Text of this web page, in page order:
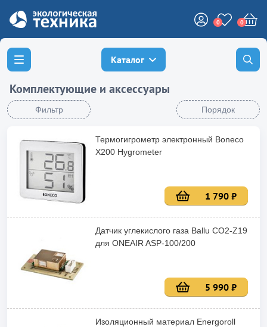
0 0
Каталог
Комплектующие и аксессуары
Фильтр Порядок
Термогигрометр электронный Boneco
X200 Hygrometer
1 790 ₽
Датчик углекислого газа Ballu CO2-Z19
для ONEAIR ASP-100/200
5 990 ₽
Изоляционный материал Energoroll